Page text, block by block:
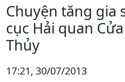
Chuyện tăng gia
cục Hải quan
Thủy
17:21, 30/07/2013